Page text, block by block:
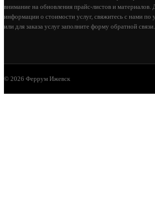
КОТЕЛ МАГНУМ 20
внимание на обновления прайс-листов и материалов.
информации о стоимости услуг, свяжитесь с нами по
или для заказа услуг заполните форму обратной связи.
© 2026 Феррум Ижевск